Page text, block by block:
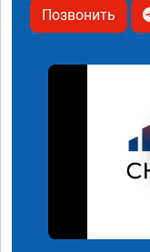
Позвонить